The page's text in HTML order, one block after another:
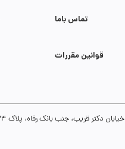
تماس با‌ما
قوانین مقررات
جنب بانک رفاه، پلاک 134، طبقه سوم، واحد 18، پلت فرم مای لیست